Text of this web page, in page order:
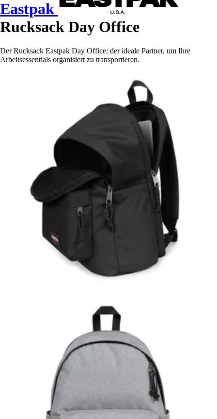
Eastpak
Rucksack Day Office
Der Rucksack Eastpak Day Office: der ideale Partner, um Ihre
Arbeitsessentials organisiert zu transportieren.